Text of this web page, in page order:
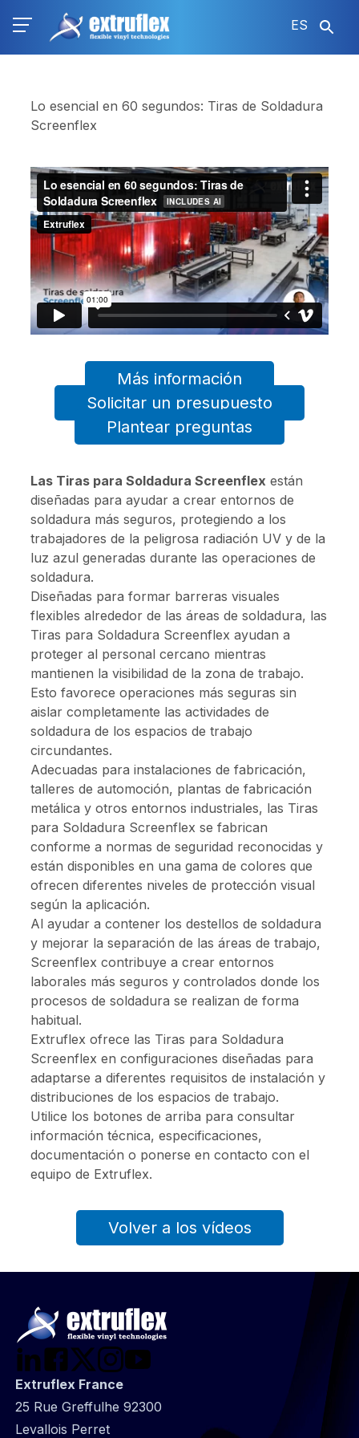
ES
Lo esencial en 60 segundos: Tiras de Soldadura
Screenflex
Más información
Solicitar un presupuesto
Plantear preguntas
Las Tiras para Soldadura Screenflex están
diseñadas para ayudar a crear entornos de
soldadura más seguros, protegiendo a los
trabajadores de la peligrosa radiación UV y de la
luz azul generadas durante las operaciones de
soldadura.
Diseñadas para formar barreras visuales
flexibles alrededor de las áreas de soldadura, las
Tiras para Soldadura Screenflex ayudan a
proteger al personal cercano mientras
mantienen la visibilidad de la zona de trabajo.
Esto favorece operaciones más seguras sin
aislar completamente las actividades de
soldadura de los espacios de trabajo
circundantes.
Adecuadas para instalaciones de fabricación,
talleres de automoción, plantas de fabricación
metálica y otros entornos industriales, las Tiras
para Soldadura Screenflex se fabrican
conforme a normas de seguridad reconocidas y
están disponibles en una gama de colores que
ofrecen diferentes niveles de protección visual
según la aplicación.
Al ayudar a contener los destellos de soldadura
y mejorar la separación de las áreas de trabajo,
Screenflex contribuye a crear entornos
laborales más seguros y controlados donde los
procesos de soldadura se realizan de forma
habitual.
Extruflex ofrece las Tiras para Soldadura
Screenflex en configuraciones diseñadas para
adaptarse a diferentes requisitos de instalación y
distribuciones de los espacios de trabajo.
Utilice los botones de arriba para consultar
información técnica, especificaciones,
documentación o ponerse en contacto con el
equipo de Extruflex.
Volver a los vídeos
Extruflex France
25 Rue Greffulhe 92300
Levallois Perret